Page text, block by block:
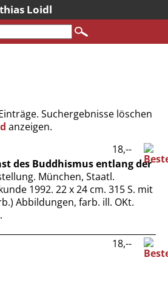
Loidl
Suchergebnisse löschen
anzeigen.
des Buddhismus entlang der
München, Staatl.
1992. 22 x 24 cm. 315 S. mit
Abbildungen, farb. ill. OKt.
18,--
18,--